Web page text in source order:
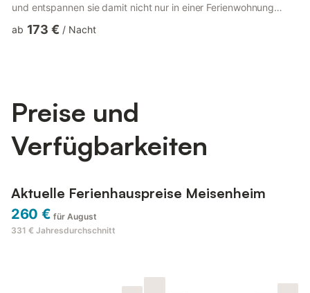
und entspannen sie damit nicht nur in einer Ferienwohnung
mittelalterlichen Stadtkern, welcher die Wogen der Geschichte
ab 173 € / Nacht
Preise und
Verfügbarkeiten
Aktuelle Ferienhauspreise Meisenheim
260 € für August
331 € Jahresdurchschnitt